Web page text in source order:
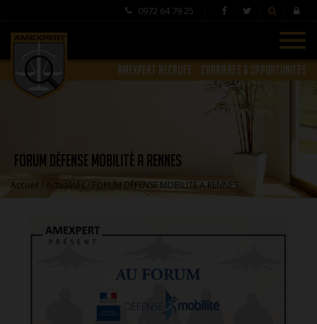
0972 64 79 25
AMEXPERT RECRUTE CARRIÈRES & OPPORTUNITÉS
FORUM DÉFENSE MOBILITÉ A RENNES
Accueil /Actualités/ FORUM DÉFENSE MOBILITÉ A RENNES